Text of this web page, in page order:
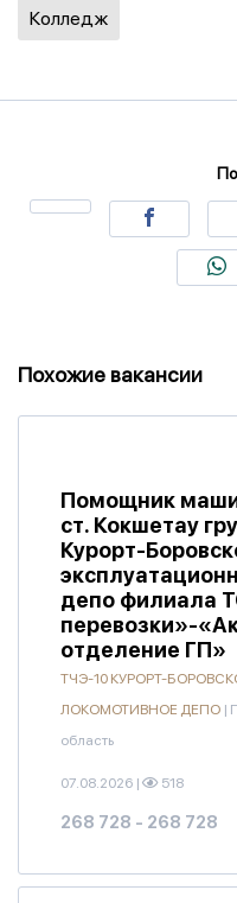
Колледж
Похожие вакансии
Помощник
ст. Кокшетау
Курорт-
депо филиала
перевозки»-
отделение ГП»
ТЧЭ-10 КУРОРТ-
ЛОКОМОТИВНОЕ ДЕПО |
область
07.08.2026 | 518
268 728 - 268 728